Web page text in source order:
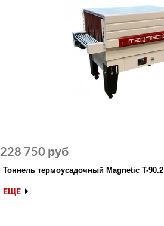
Тоннель термоусадочный Magnetic T-90.2
228 750 руб
ЕЩЕ